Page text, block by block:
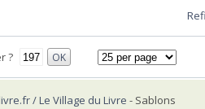
? OK
/ Le Village du Livre - Sablons